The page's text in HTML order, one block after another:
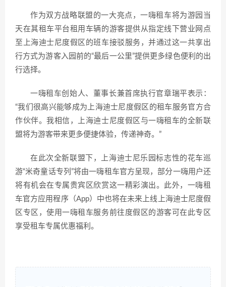
作为双方战略联盟的一大亮点，一嗨租车将为游园当
天在其租车平台租用车辆的游客提供从指定线下营业网点
至上海迪士尼度假区的班车接驳服务，并通过这一共享出
行方式为游客入园前的“最后一公里”提供更多绿色便利的出
行选择。
一嗨租车创始人、董事长兼首席执行官章瑞平表示：
“我们很高兴能够成为上海迪士尼度假区的租车服务官方合
作伙伴。我相信，上海迪士尼度假区与一嗨租车的全新联
盟将为游客带来更多便捷体验，传递神奇。”
在此次全新联盟下，上海迪士尼乐园标志性的花车巡
游“米奇童话专列”将由一嗨租车官方呈现，部分一嗨用户还
将有机会在专属贵宾区欣赏这一精彩演出。此外，一嗨租
车官方应用程序（App）中也将在未来上线上海迪士尼度假
区专区，使用一嗨租车服务前往度假区的游客可在此专区
享受租车专属优惠福利。